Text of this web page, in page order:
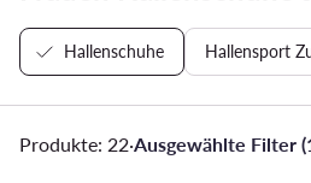
Hallenschuhe Hallensport
Produkte: 22·Ausgewählte Filter